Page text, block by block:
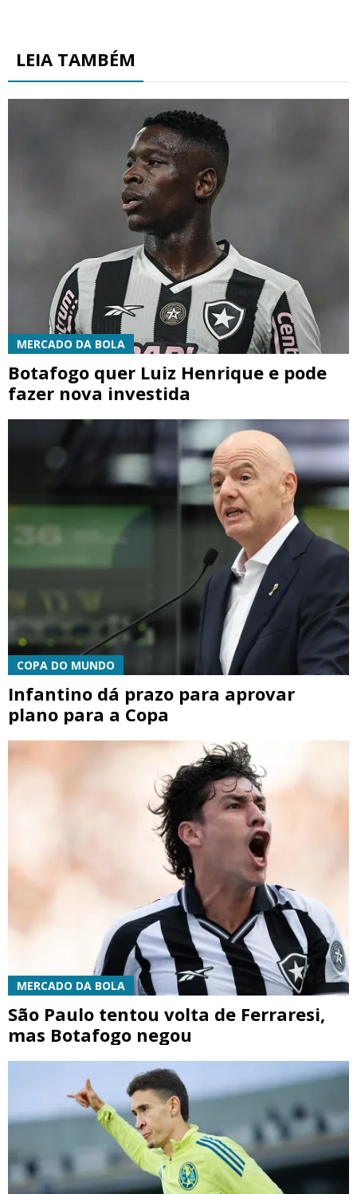
LEIA TAMBÉM
MERCADO DA BOLA
Botafogo quer Luiz Henrique e pode
fazer nova investida
COPA DO MUNDO
Infantino dá prazo para aprovar
plano para a Copa
MERCADO DA BOLA
São Paulo tentou volta de Ferraresi,
mas Botafogo negou